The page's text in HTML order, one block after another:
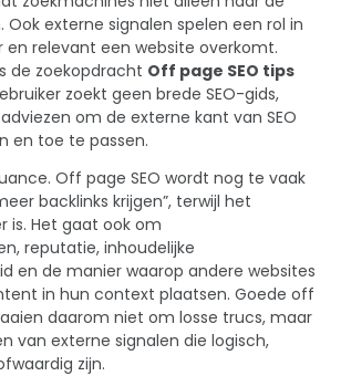
Ook externe signalen spelen een rol in
en relevant een website overkomt.
de zoekopdracht Off page SEO tips
zoekt geen brede SEO-gids,
om de externe kant van SEO
en toe te passen.
Off page SEO wordt nog te vaak
backlinks krijgen”, terwijl het
is. Het gaat ook om
reputatie, inhoudelijke
en de manier waarop andere websites
in hun context plaatsen. Goede off
daarom niet om losse trucs, maar
van externe signalen die logisch,
zijn.